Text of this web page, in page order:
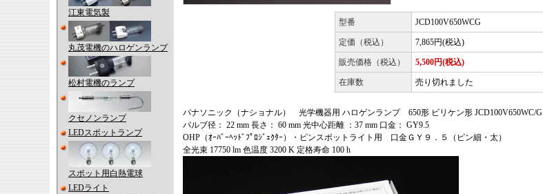
江東電気製
丸茂電機のハロゲンランプ
松村電機のランプ
クセノンランプ
LEDスポットランプ
スポット用白熱電球
LEDライト
型番 JCD100V650WCG
定価（税込） 7,865円(税込)
販売価格（税込） 5,500円(税込)
在庫数 売り切れました
パナソニック（ナショナル） 光学機器用 ハロゲンランプ 650形 ビリケン形 JCD100V650WC/G
バルブ径： 22 mm 長さ： 60 mm 光中心距離 ：37 mm 口金： GY9.5
OHP（ｵｰﾊﾞｰﾍｯﾄﾞﾌﾟﾛｼﾞｪｸﾀｰ）・ピンスポットライト用 口金ＧＹ９．５（ピン細・太）
全光束 17750 lm 色温度 3200 K 定格寿命 100 h